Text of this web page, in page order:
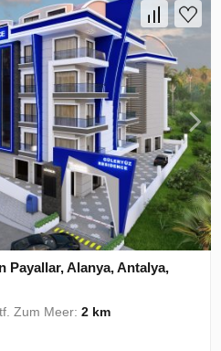
Payallar, Alanya, Antalya,
Zum Meer:2 km